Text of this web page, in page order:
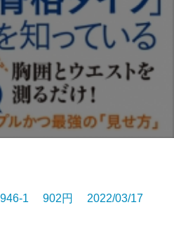
1 902円 2022/03/17